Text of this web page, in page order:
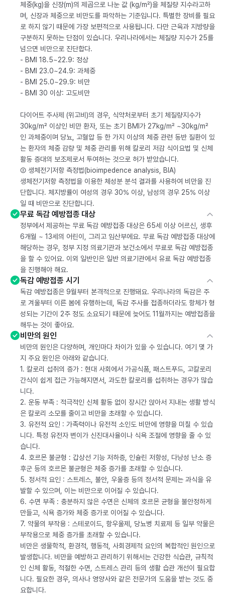
체중(kg)을 신장(m)의 제곱으로 나눈 값 (kg/m²)을 체질량 지수라고하
며, 신장과 체중으로 비만도를 파악하는 기준입니다. 특별한 장비를 필요
로 하지 않기 때문에 가장 보편적으로 사용됩니다. 다만 근육과 지방량을
구분하지 못하는 단점이 있습니다. 우리나라에서는 체질량 지수가 25를
넘으면 비만으로 진단합다.
- BMI 18.5~22.9: 정상
- BMI 23.0~24.9: 과체중
- BMI 25.0~29.9: 비만
- BMI 30 이상: 고도비만
다이어트 주사제 (위고비)의 경우, 식약처로부터 초기 체질량지수가
30kg/m² 이상인 비만 환자, 또는 초기 BMI가 27kg/m² ~30kg/m²
인 과체중이며 당뇨, 고혈압 등 한 가지 이상의 체중 관련 동반 질환이 있
는 환자의 체중 감량 및 체중 관리를 위해 칼로리 저감 식이요법 및 신체
활동 증대의 보조제로서 투여하는 것으로 허가 받았습니다.
② 생체전기저항 측정법(bioimpedence analysis, BIA)
생체전기저항 측정법을 이용한 체성분 분석 결과를 사용하여 비만을 진
단합니다. 체지방률이 여성의 경우 30% 이상, 남성의 경우 25% 이상
일 때 비만으로 진단합니다.
무료 독감 예방접종 대상
정부에서 제공하는 무료 독감 예방접종 대상은 65세 이상 어르신, 생후
6개월 ~ 13세의 어린이, 그리고 임산부에요. 무료 독감 예방접종 대상에
해당하는 경우, 정부 지정 의료기관과 보건소에서 무료로 독감 예방접종
을 할 수 있어요. 이외 일반인은 일반 의료기관에서 유료 독감 예방접종
을 진행해야 해요.
독감 예방접종 시기
독감 예방접종은 9월부터 본격적으로 진행돼요. 우리나라의 독감은 주
로 겨울부터 이른 봄에 유행하는데, 독감 주사를 접종하더라도 항체가 형
성되는 기간이 2주 정도 소요되기 때문에 늦어도 11월까지는 예방접종을
해두는 것이 좋아요.
비만의 원인
비만의 원인은 다양하며, 개인마다 차이가 있을 수 있습니다. 여기 몇 가
지 주요 원인은 아래와 같습니다.
1. 칼로리 섭취의 증가 : 현대 사회에서 가공식품, 패스트푸드, 고칼로리
간식이 쉽게 접근 가능해지면서, 과도한 칼로리를 섭취하는 경우가 많습
니다.
2. 운동 부족 : 적극적인 신체 활동 없이 장시간 앉아서 지내는 생활 방식
은 칼로리 소모를 줄이고 비만을 초래할 수 있습니다.
3. 유전적 요인 : 가족력이나 유전적 소인도 비만에 영향을 미칠 수 있습
니다. 특정 유전자 변이가 신진대사율이나 식욕 조절에 영향을 줄 수 있
습니다.
4. 호르몬 불균형 : 갑상선 기능 저하증, 인슐린 저항성, 다낭성 난소 증
후군 등의 호르몬 불균형은 체중 증가를 초래할 수 있습니다.
5. 정서적 요인 : 스트레스, 불안, 우울증 등의 정서적 문제는 과식을 유
발할 수 있으며, 이는 비만으로 이어질 수 있습니다.
6. 수면 부족 : 충분하지 않은 수면은 신체의 호르몬 균형을 불안정하게
만들고, 식욕 증가와 체중 증가로 이어질 수 있습니다.
7. 약물의 부작용 : 스테로이드, 항우울제, 당뇨병 치료제 등 일부 약물은
부작용으로 체중 증가를 초래할 수 있습니다.
비만은 생물학적, 환경적, 행동적, 사회경제적 요인의 복합적인 원인으로
발생합니다. 비만을 예방하고 관리하기 위해서는 건강한 식습관, 규칙적
인 신체 활동, 적절한 수면, 스트레스 관리 등의 생활 습관 개선이 필요합
니다. 필요한 경우, 의사나 영양사와 같은 전문가의 도움을 받는 것도 중
요합니다.